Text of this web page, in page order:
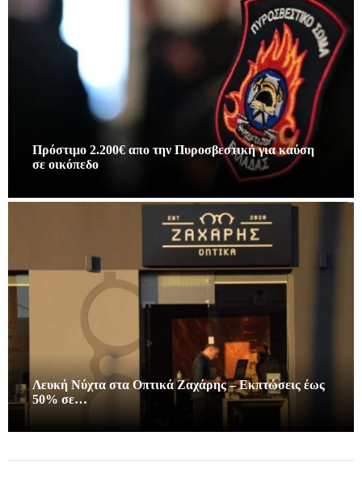
Πρόστιμο 2.200€ απο την Πυροσβεστική για καύση
σε οικόπεδο
Λευκή Νύχτα στα Οπτικά Ζαχάρης – Εκπτώσεις έως
50% σε…